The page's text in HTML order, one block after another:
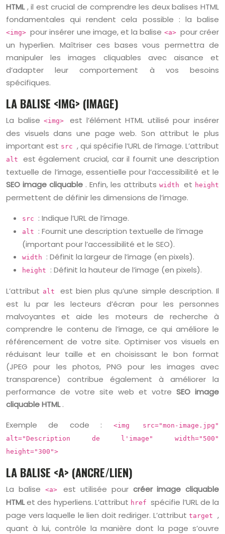
HTML, il est crucial de comprendre les deux balises HTML
fondamentales qui rendent cela possible : la balise
<img>pour insérer une image, et la balise <a> pour créer
un hyperlien. Maîtriser ces bases vous permettra de
manipuler les images cliquables avec aisance et
d’adapter leur comportement à vos besoins
spécifiques.
LA BALISE <IMG> (IMAGE)
La balise<img> est l’élément HTML utilisé pour insérer
des visuels dans une page web. Son attribut le plus
important est src , qui spécifie l’URL de l’image. L’attribut
alt est également crucial, car il fournit une description
textuelle de l’image, essentielle pour l’accessibilité et le
SEO image cliquable . Enfin, les attributs width et height
permettent de définir les dimensions de l’image.
src : Indique l’URL de l’image.
alt : Fournit une description textuelle de l’image
(important pour l’accessibilité et le SEO).
width : Définit la largeur de l’image (en pixels).
height : Définit la hauteur de l’image (en pixels).
L’attribut alt est bien plus qu’une simple description. Il
est lu par les lecteurs d’écran pour les personnes
malvoyantes et aide les moteurs de recherche à
comprendre le contenu de l’image, ce qui améliore le
référencement de votre site. Optimiser vos visuels en
réduisant leur taille et en choisissant le bon format
(JPEG pour les photos, PNG pour les images avec
transparence) contribue également à améliorer la
performance de votre site web et votre SEO image
cliquable HTML.
Exemple de code :
<img src="mon-image.jpg"
alt="Description de l'image" width="500"
height="300">
LA BALISE <A> (ANCRE/LIEN)
La balise <a>est utilisée pour créer image cliquable
HTMLet des hyperliens. L’attribut hrefspécifie l’URL de la
page vers laquelle le lien doit rediriger. L’attributtarget ,
quant à lui, contrôle la manière dont la page s’ouvre